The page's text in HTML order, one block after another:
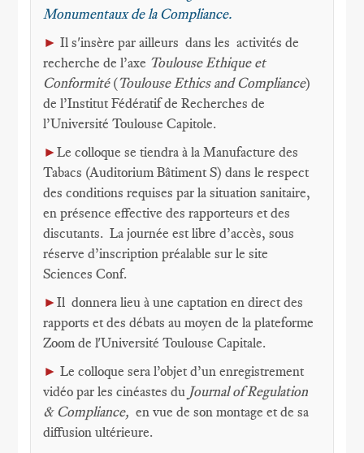
Monumentaux de la Compliance.
► Il s'insère par ailleurs dans les activités de
recherche de l’axe Toulouse Ethique et
Conformité(Toulouse Ethics and Compliance)
de l’Institut Fédératif de Recherches de
l’Université Toulouse Capitole.
►Le colloque se tiendra à la Manufacture des
Tabacs (Auditorium Bâtiment S) dans le respect
des conditions requises par la situation sanitaire,
en présence effective des rapporteurs et des
discutants. La journée est libre d’accès, sous
réserve d’inscription préalable sur le site
Sciences Conf.
►Il donnera lieu à une captation en direct des
rapports et des débats au moyen de la plateforme
Zoom de l'Université Toulouse Capitale.
► Le colloque sera l’objet d’un enregistrement
vidéo par les cinéastes du Journal of Regulation
& Compliance, en vue de son montage et de sa
diffusion ultérieure.